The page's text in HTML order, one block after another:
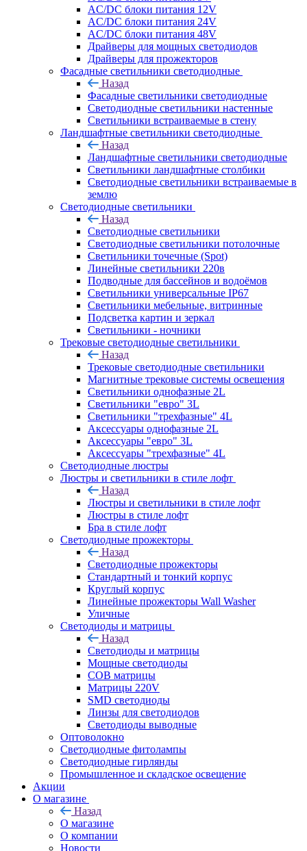
AC/DC блоки питания 12V
AC/DC блоки питания 24V
AC/DC блоки питания 48V
Драйверы для мощных светодиодов
Драйверы для прожекторов
Фасадные светильники светодиодные
Назад
Фасадные светильники светодиодные
Светодиодные светильники настенные
Светильники встраиваемые в стену
Ландшафтные светильники светодиодные
Назад
Ландшафтные светильники светодиодные
Светильники ландшафтные столбики
Светодиодные светильники встраиваемые в
землю
Светодиодные светильники
Назад
Светодиодные светильники
Светодиодные светильники потолочные
Светильники точечные (Spot)
Линейные светильники 220в
Подводные для бассейнов и водоёмов
Светильники универсальные IP67
Светильники мебельные, витринные
Подсветка картин и зеркал
Светильники - ночники
Трековые светодиодные светильники
Назад
Трековые светодиодные светильники
Магнитные трековые системы освещения
Светильники однофазные 2L
Светильники "евро" 3L
Светильники "трехфазные" 4L
Аксессуары однофазные 2L
Аксессуары "евро" 3L
Аксессуары "трехфазные" 4L
Светодиодные люстры
Люстры и светильники в стиле лофт
Назад
Люстры и светильники в стиле лофт
Люстры в стиле лофт
Бра в стиле лофт
Светодиодные прожекторы
Назад
Светодиодные прожекторы
Стандартный и тонкий корпус
Круглый корпус
Линейные прожекторы Wall Washer
Уличные
Светодиоды и матрицы
Назад
Светодиоды и матрицы
Мощные светодиоды
COB матрицы
Матрицы 220V
SMD светодиоды
Линзы для светодиодов
Светодиоды выводные
Оптоволокно
Светодиодные фитолампы
Светодиодные гирлянды
Промышленное и складское освещение
Акции
О магазине
Назад
О магазине
О компании
Новости